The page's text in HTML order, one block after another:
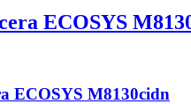
ECOSYS
ECOSYS M8130cidn